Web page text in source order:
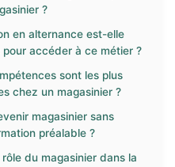
?
en alternance est-elle
pour accéder à ce métier ?
sont les plus
chez un magasinier ?
magasinier sans
préalable ?
du magasinier dans la